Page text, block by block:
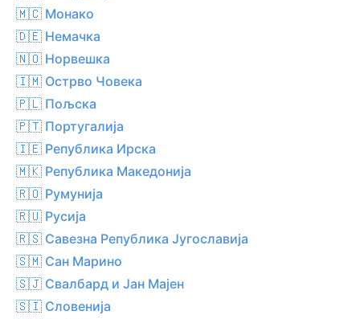
🇲🇨 Монако
🇩🇪 Немачка
🇳🇴 Норвешка
🇮🇲 Острво Човека
🇵🇱 Пољска
🇵🇹 Португалија
🇮🇪 Република Ирска
🇲🇰 Република Македонија
🇷🇴 Румунија
🇷🇺 Русија
🇷🇸 Савезна Република Југославија
🇸🇲 Сан Марино
🇸🇯 Свалбард и Јан Мајен
🇸🇮 Словенија